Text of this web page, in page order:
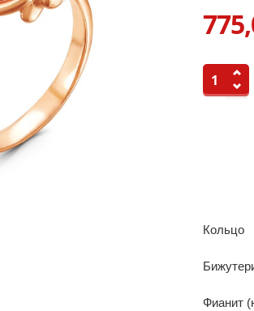
Кольцо
Фианит